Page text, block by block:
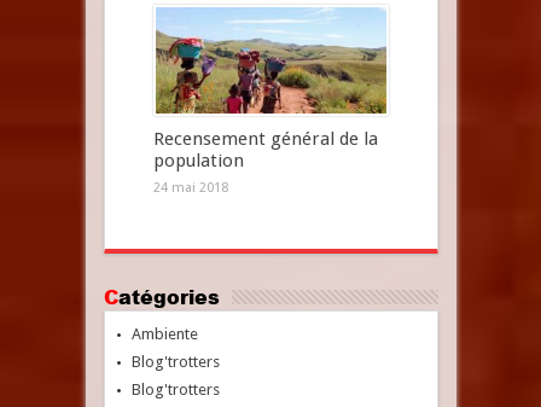
Recensement général de la
population
24 mai 2018
Catégories
Ambiente
Blog'trotters
Blog'trotters